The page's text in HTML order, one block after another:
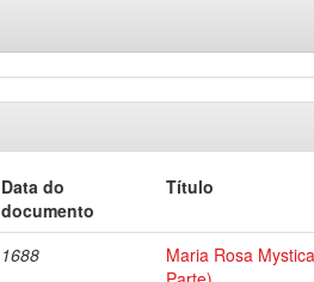
Data do
documento
Título
1688
Maria Rosa